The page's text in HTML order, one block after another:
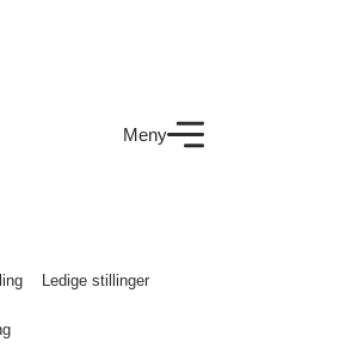
Meny
Ledige stillinger